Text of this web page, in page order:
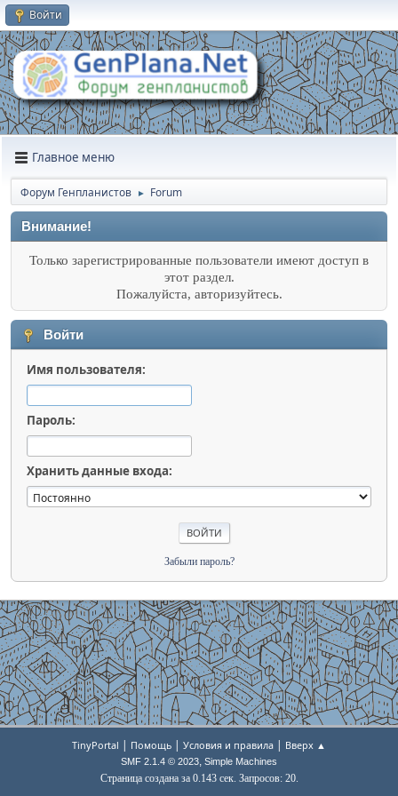
Войти
Главное меню
Форум Генпланистов ► Forum
Внимание!
Только зарегистрированные пользователи имеют доступ в
этот раздел.
Пожалуйста, авторизуйтесь.
Войти
Имя пользователя:
Пароль:
Хранить данные входа:
Забыли пароль?
TinyPortal | Помощь | Условия и правила | Вверх ▲
SMF 2.1.4 © 2023, Simple Machines
Страница создана за 0.143 сек. Запросов: 20.